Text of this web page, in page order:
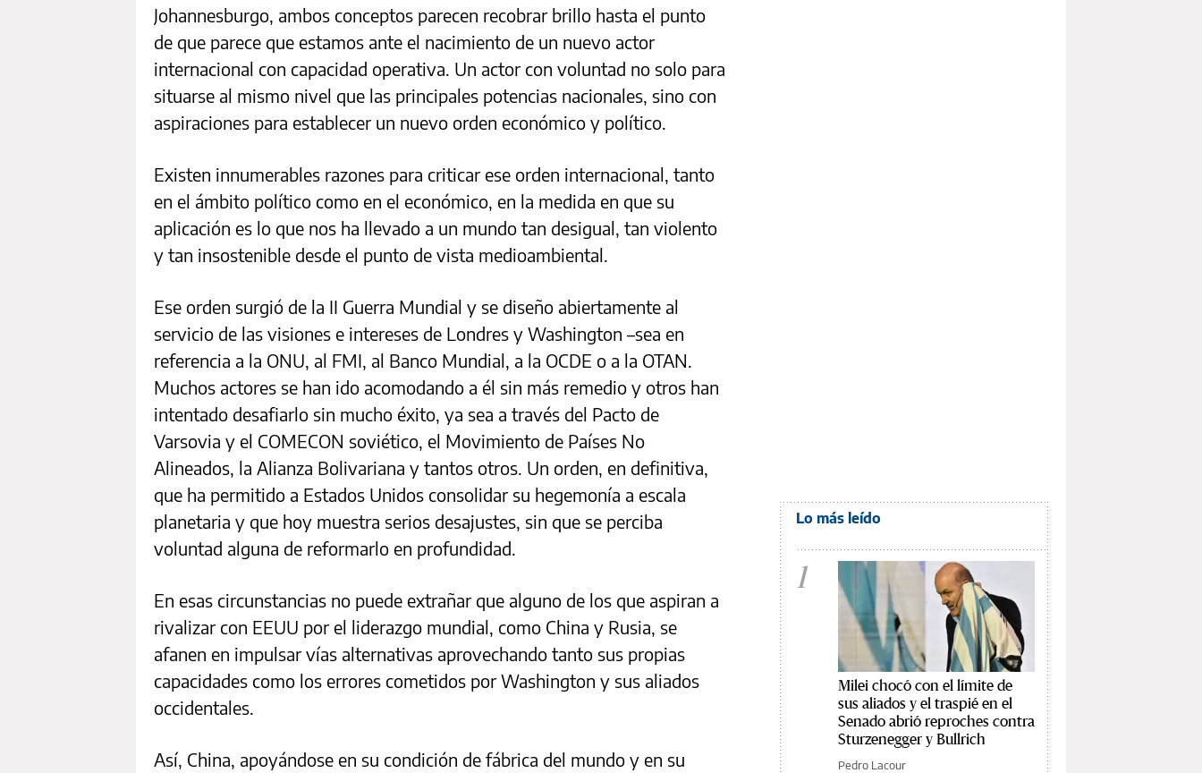
Johannesburgo, ambos conceptos parecen recobrar brillo hasta el punto
de que parece que estamos ante el nacimiento de un nuevo actor
internacional con capacidad operativa. Un actor con voluntad no solo para
situarse al mismo nivel que las principales potencias nacionales, sino con
aspiraciones para establecer un nuevo orden económico y político.
Existen innumerables razones para criticar ese orden internacional, tanto
en el ámbito político como en el económico, en la medida en que su
aplicación es lo que nos ha llevado a un mundo tan desigual, tan violento
y tan insostenible desde el punto de vista medioambiental.
Ese orden surgió de la II Guerra Mundial y se diseño abiertamente al
servicio de las visiones e intereses de Londres y Washington –sea en
referencia a la ONU, al FMI, al Banco Mundial, a la OCDE o a la OTAN.
Muchos actores se han ido acomodando a él sin más remedio y otros han
intentado desafiarlo sin mucho éxito, ya sea a través del Pacto de
Varsovia y el COMECON soviético, el Movimiento de Países No
Alineados, la Alianza Bolivariana y tantos otros. Un orden, en definitiva,
que ha permitido a Estados Unidos consolidar su hegemonía a escala
planetaria y que hoy muestra serios desajustes, sin que se perciba
voluntad alguna de reformarlo en profundidad.
En esas circunstancias no puede extrañar que alguno de los que aspiran a
rivalizar con EEUU por el liderazgo mundial, como China y Rusia, se
afanen en impulsar vías alternativas aprovechando tanto sus propias
capacidades como los errores cometidos por Washington y sus aliados
occidentales.
Así, China, apoyándose en su condición de fábrica del mundo y en su
Lo más leído
1
Milei chocó con el límite de
sus aliados y el traspié en el
Senado abrió reproches contra
Sturzenegger y Bullrich
Pedro Lacour